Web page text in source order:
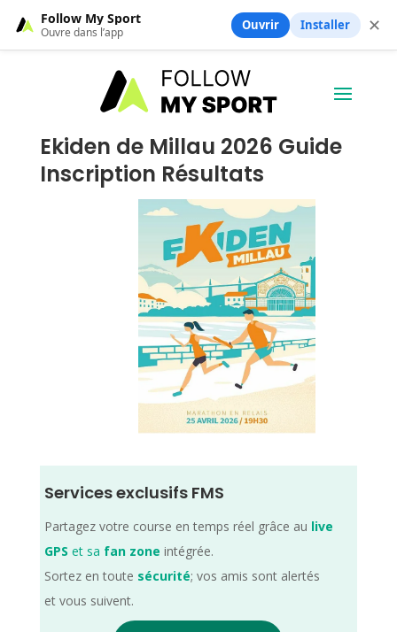
Ekiden de Millau 2026 Guide
Inscription Résultats
Services exclusifs FMS
Partagez votre course en temps réel grâce au live
GPS et sa fan zone intégrée.
Sortez en toute sécurité; vos amis sont alertés
et vous suivent.
Follow My Sport
Ouvre dans l’app Ouvrir Installer ✕